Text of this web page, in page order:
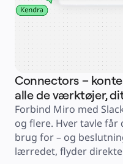
Efter team
Produktstyring
Teknologi
Drift
IT
Efter strategisk initiativ
AI-
Digital
Cloud- og
Ressourcer
Læring
Connectors –
alle de værktøjer,
Forbind Miro med
og flere. Hver tavle får
brug for – og
lærredet, flyder